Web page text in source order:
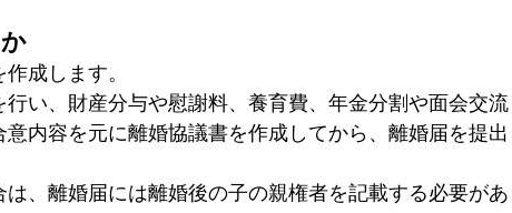
成します。
い、財産分与や慰謝料、養育費、年金分割や面会交流
内容を元に離婚協議書を作成してから、離婚届を提出
、離婚届には離婚後の子の親権者を記載する必要があ